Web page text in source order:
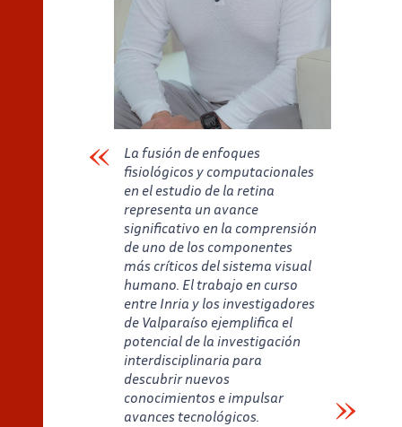
La fusión de enfoques
fisiológicos y computacionales
en el estudio de la retina
representa un avance
significativo en la comprensión
de uno de los componentes
más críticos del sistema visual
humano. El trabajo en curso
entre Inria y los investigadores
de Valparaíso ejemplifica el
potencial de la investigación
interdisciplinaria para
descubrir nuevos
conocimientos e impulsar
avances tecnológicos.